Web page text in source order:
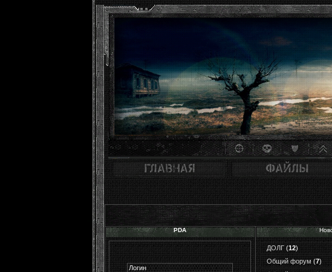
PDA
ДОЛГ (12)
Общий форум (7)